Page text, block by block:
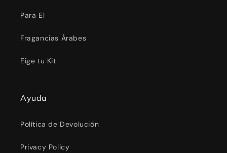
Para El
Fragancias Árabes
Eige tu Kit
Ayuda
Política de Devolución
Privacy Policy